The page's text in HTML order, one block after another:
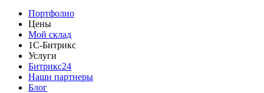
Портфолио
Цены
Мой склад
1С-Битрикс
Услуги
Битрикс24
Наши партнеры
Блог